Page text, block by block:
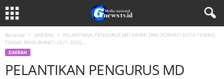
Beranda DAERAH
PELANTIKAN PENGURUS MD KAHMI DAN FORHATI KOTA TEBING
TINGGI MASA BHAKTI 2021-2026,...
DAERAH
PELANTIKAN PENGURUS MD